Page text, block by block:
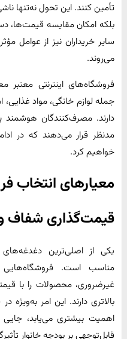
تأمین کنند. این تحول نه‌تنها
بلکه امکان مقایسه قیمت‌ها،
سایر خریداران نیز از عوامل
می‌روند.​
فروشگاه‌های اینترنتی
جمله لوازم خانگی، مواد غذایی،
دارند. مصرف‌کنندگان هوشمند
مدنظر قرار می‌دهند که در
خواهیم کرد.​
معیارهای انتخاب
قیمت‌گذاری شفاف و
یکی از اصلی‌ترین
مناسب است.
غیرضروری، محصولات را با
بالاتری دارند. این امر به‌ویژه
اهمیت بیشتری می‌یابد،
قابل‌توجهی بر بودجه خانوار